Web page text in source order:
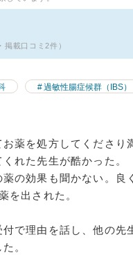
載口コミ2件）
過敏性腸症候群（IBS）
薬を処方してくださり
れた先生が酷かった。
の効果も聞かない。良
を出された。
で理由を話し、他の先
。